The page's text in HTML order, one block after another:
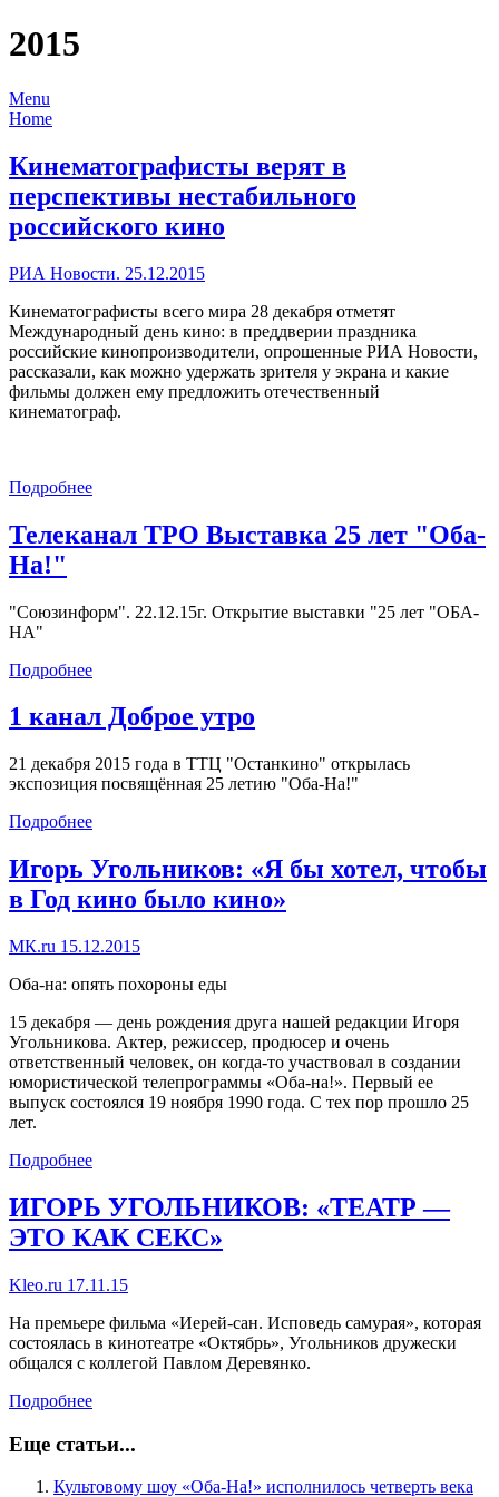
2015
Menu
Home
Кинематографисты верят в
перспективы нестабильного
российского кино
РИА Новости. 25.12.2015
Кинематографисты всего мира 28 декабря отметят
Международный день кино: в преддверии праздника
российские кинопроизводители, опрошенные РИА Новости,
рассказали, как можно удержать зрителя у экрана и какие
фильмы должен ему предложить отечественный
кинематограф.
Подробнее
Телеканал ТРО Выставка 25 лет "Оба-
На!"
"Союзинформ". 22.12.15г. Открытие выставки "25 лет "ОБА-
НА"
Подробнее
1 канал Доброе утро
21 декабря 2015 года в ТТЦ "Останкино" открылась
экспозиция посвящённая 25 летию "Оба-На!"
Подробнее
Игорь Угольников: «Я бы хотел, чтобы
в Год кино было кино»
МК.ru 15.12.2015
Оба-на: опять похороны еды
15 декабря — день рождения друга нашей редакции Игоря
Угольникова. Актер, режиссер, продюсер и очень
ответственный человек, он когда-то участвовал в создании
юмористической телепрограммы «Оба-на!». Первый ее
выпуск состоялся 19 ноября 1990 года. С тех пор прошло 25
лет.
Подробнее
ИГОРЬ УГОЛЬНИКОВ: «ТЕАТР —
ЭТО КАК СЕКС»
Kleo.ru 17.11.15
На премьере фильма «Иерей-сан. Исповедь самурая», которая
состоялась в кинотеатре «Октябрь», Угольников дружески
общался с коллегой Павлом Деревянко.
Подробнее
Еще статьи...
Культовому шоу «Оба-На!» исполнилось четверть века